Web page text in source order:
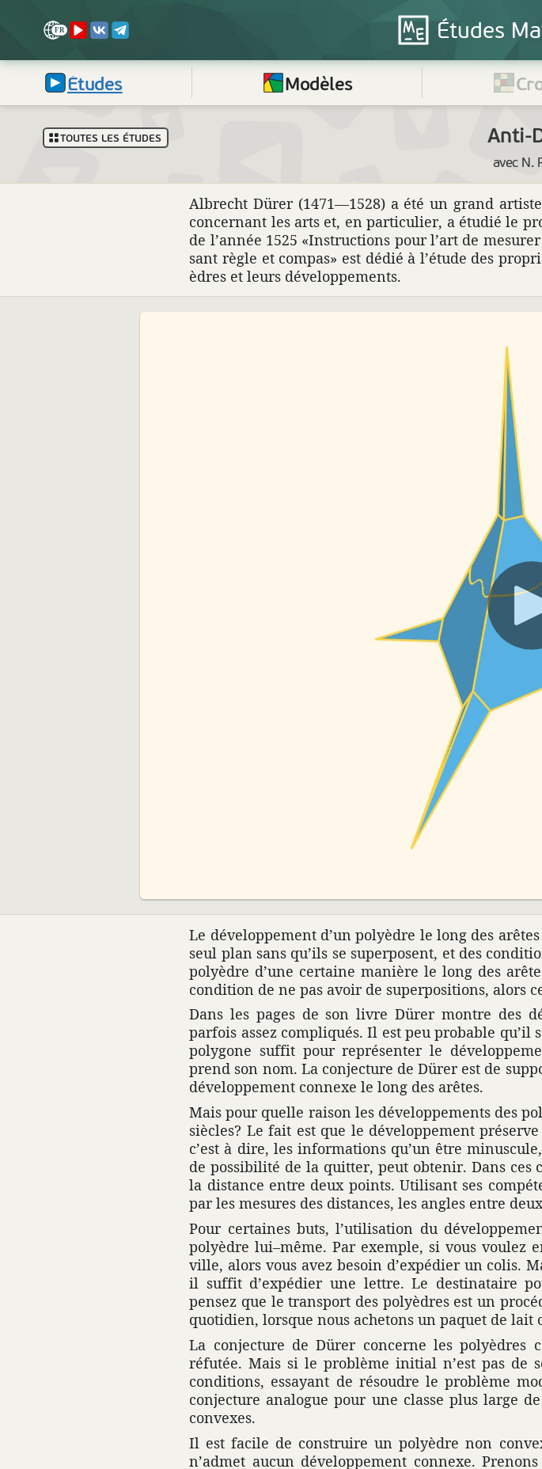
Études
Études Modèles
TOUTES LES ÉTUDES Anti-
avec N.
Albrecht Dürer (1471—1528) a été un grand
concer­nant les arts et, en parti­cu­lier, a étudié le
de l’année 1525 «Instruc­tions pour l’art de
sant règle et compas» est dédié à l’étude des
èdres et leurs déve­lop­pe­ments.
Le déve­lop­pe­ment d’un poly­èdre le long des
seul plan sans qu’ils se super­posent, et des
poly­èdre d’une certaine manière le long des
condi­tion de ne pas avoir de super­po­si­tions, alors
Dans les pages de son livre Dürer montre des
parfois assez compliqués. Il est peu probable qu’il
poly­gone suffit pour repré­senter le
prend son nom. La conjec­ture de Dürer est de
déve­lop­pe­ment connexe le long des arêtes.
Mais pour quelle raison les déve­lop­pe­ments des
siècles? Le fait est que le déve­lop­pe­ment
c’est à dire, les infor­ma­tions qu’un être
de possi­bi­lité de la quitter, peut obtenir. Dans ces
la distance entre deux points. Utili­sant ses
par les mesures des distances, les angles entre
Pour certaines buts, l’utili­sa­tion du
poly­èdre lui–même. Par exemple, si vous voulez
ville, alors vous avez besoin d’expé­dier un colis.
il suffit d’expé­dier une lettre. Le desti­na­taire
pensez que le trans­port des poly­èdres est un
quoti­dien, lorsque nous ache­tons un paquet de lait
La conjec­ture de Dürer concerne les
réfutée. Mais si le problème initial n’est pas
condi­tions, essayant de résoudre le problème
conjec­ture analogue pour une classe plus large
convexes.
Il est facile de construire un poly­èdre non
n’admet aucun déve­lop­pe­ment connexe.